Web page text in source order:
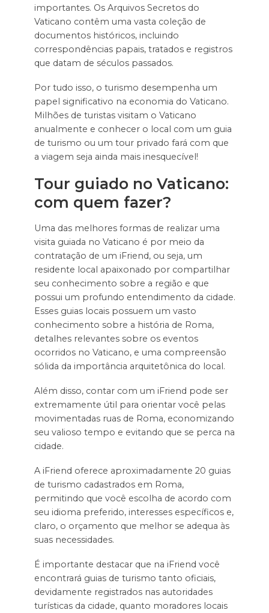
importantes. Os Arquivos Secretos do
Vaticano contêm uma vasta coleção de
documentos históricos, incluindo
correspondências papais, tratados e registros
que datam de séculos passados.
Por tudo isso, o turismo desempenha um
papel significativo na economia do Vaticano.
Milhões de turistas visitam o Vaticano
anualmente e conhecer o local com um guia
de turismo ou um tour privado fará com que
a viagem seja ainda mais inesquecível!
Tour guiado no Vaticano:
com quem fazer?
Uma das melhores formas de realizar uma
visita guiada no Vaticano é por meio da
contratação de um iFriend, ou seja, um
residente local apaixonado por compartilhar
seu conhecimento sobre a região e que
possui um profundo entendimento da cidade.
Esses guias locais possuem um vasto
conhecimento sobre a história de Roma,
detalhes relevantes sobre os eventos
ocorridos no Vaticano, e uma compreensão
sólida da importância arquitetônica do local.
Além disso, contar com um iFriend pode ser
extremamente útil para orientar você pelas
movimentadas ruas de Roma, economizando
seu valioso tempo e evitando que se perca na
cidade.
A iFriend oferece aproximadamente 20 guias
de turismo cadastrados em Roma,
permitindo que você escolha de acordo com
seu idioma preferido, interesses específicos e,
claro, o orçamento que melhor se adequa às
suas necessidades.
É importante destacar que na iFriend você
encontrará guias de turismo tanto oficiais,
devidamente registrados nas autoridades
turísticas da cidade, quanto moradores locais